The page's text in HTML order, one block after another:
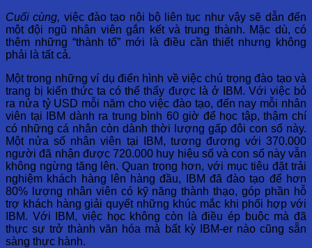
Cuối cùng, việc đào tạo nội bộ liên tục như vậy sẽ dẫn đến
một đội ngũ nhân viên gắn kết và trung thành. Mặc dù, có
thêm những “thành tố” mới là điều cần thiết nhưng không
phải là tất cả.
Một trong những ví dụ điển hình về việc chú trọng đào tạo và
trang bị kiến thức ta có thể thấy được là ở IBM. Với việc bỏ
ra nửa tỷ USD mỗi năm cho việc đào tạo, đến nay mỗi nhân
viên tại IBM dành ra trung bình 60 giờ để học tập, thậm chí
có những cá nhân còn dành thời lượng gấp đôi con số này.
Một nửa số nhân viên tại IBM, tương đương với 370.000
người đã nhận được 720.000 huy hiệu số và con số này vẫn
không ngừng tăng lên. Quan trọng hơn, với mục tiêu đặt trải
nghiệm khách hàng lên hàng đầu, IBM đã đào tạo để hơn
80% lượng nhân viên có kỹ năng thành thạo, góp phần hỗ
trợ khách hàng giải quyết những khúc mắc khi phối hợp với
IBM. Với IBM, việc học không còn là điều ép buộc mà đã
thực sự trở thành văn hóa mà bất kỳ IBM-er nào cũng sẵn
sàng thực hành.